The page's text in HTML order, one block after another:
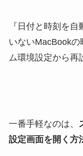
『日付と時刻を
いないMacBook
ム環境設定から再
一番手軽なのは、
設定画面を開く方